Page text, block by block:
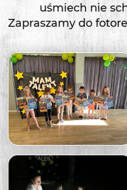
uśmiech nie
Zapraszamy do